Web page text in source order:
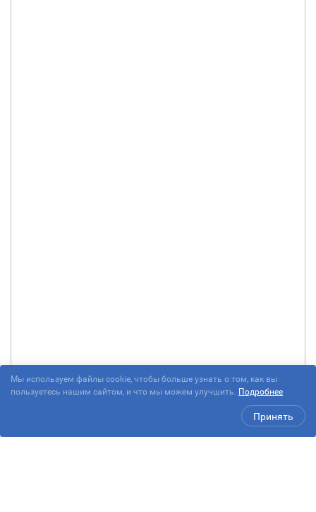
Мы используем файлы cookie, чтобы больше узнать о том, как вы
пользуетесь нашим сайтом, и что мы можем улучшить. Подробнее
Принять